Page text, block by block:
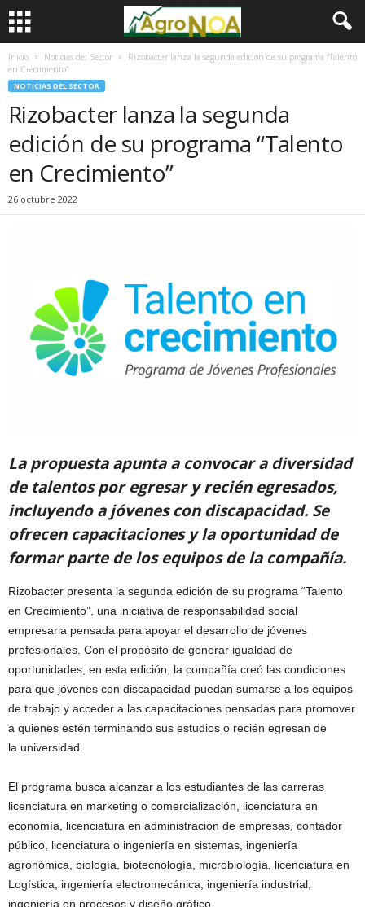
Inicio Noticias del Sector
Rizobacter lanza la segunda edición de su programa “Talento
en Crecimiento”
NOTICIAS DEL SECTOR
Rizobacter lanza la segunda
edición de su programa “Talento
en Crecimiento”
26 octubre 2022
La propuesta apunta a convocar a diversidad
de talentos por egresar y recién egresados,
incluyendo a jóvenes con discapacidad. Se
ofrecen capacitaciones y la oportunidad de
formar parte de los equipos de la compañía.
Rizobacter presenta la segunda edición de su programa “Talento
en Crecimiento”, una iniciativa de responsabilidad social
empresaria pensada para apoyar el desarrollo de jóvenes
profesionales. Con el propósito de generar igualdad de
oportunidades, en esta edición, la compañía creó las condiciones
para que jóvenes con discapacidad puedan sumarse a los equipos
de trabajo y acceder a las capacitaciones pensadas para promover
a quienes estén terminando sus estudios o recién egresan de
la universidad.
El programa busca alcanzar a los estudiantes de las carreras
licenciatura en marketing o comercialización, licenciatura en
economía, licenciatura en administración de empresas, contador
público, licenciatura o ingeniería en sistemas, ingeniería
agronómica, biología, biotecnología, microbiología, licenciatura en
Logística, ingeniería electromecánica, ingeniería industrial,
ingeniería en procesos y diseño gráfico.